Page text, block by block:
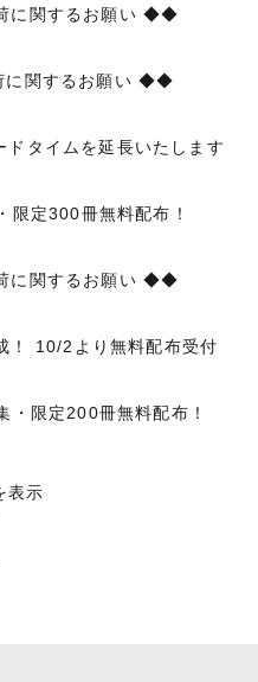
に関するお願い ◆◆
に関するお願い ◆◆
ドタイムを延長いたします
限定300冊無料配布！
に関するお願い ◆◆
！ 10/2より無料配布受付
・限定200冊無料配布！
表示